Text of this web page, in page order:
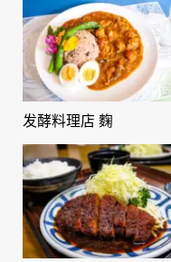
发酵料理店 麴